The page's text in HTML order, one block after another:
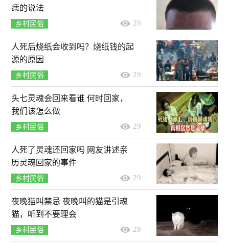
痣的说法
乡村民俗 29
人死后烧纸会收到吗？烧纸钱的起
源的原因
乡村民俗 29
头七灵魂会回来看谁 何时回家，
我们该怎么做
乡村民俗 29
人死了灵魂还回家吗 网友讲述亲
历灵魂回家的事件
乡村民俗 29
夜晚猫叫禁忌 夜晚叫的猫是引魂
猫，听到不要理会
乡村民俗 29